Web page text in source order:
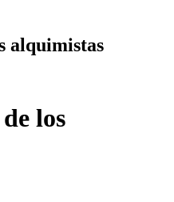
alquimistas
los